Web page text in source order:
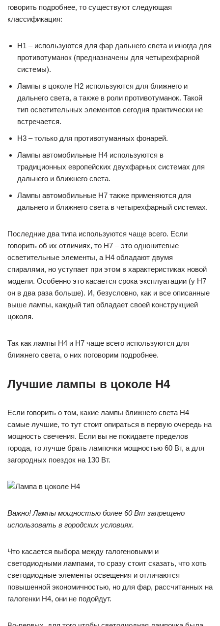
говорить подробнее, то существуют следующая
классификация:
H1 – используются для фар дальнего света и иногда для
противотуманок (предназначены для четырехфарной
системы).
Лампы в цоколе H2 используются для ближнего и
дальнего света, а также в роли противотуманок. Такой
тип осветительных элементов сегодня практически не
встречается.
H3 – только для противотуманных фонарей.
Лампы автомобильные H4 используются в
традиционных европейских двухфарных системах для
дальнего и ближнего света.
Лампы автомобильные H7 также применяются для
дальнего и ближнего света в четырехфарный системах.
Последние два типа используются чаще всего. Если
говорить об их отличиях, то H7 – это однонитевые
осветительные элементы, а H4 обладают двумя
спиралями, но уступает при этом в характеристиках новой
модели. Особенно это касается срока эксплуатации (у H7
он в два раза больше). И, безусловно, как и все описанные
выше лампы, каждый тип обладает своей конструкцией
цоколя.
Так как лампы H4 и H7 чаще всего используются для
ближнего света, о них поговорим подробнее.
Лучшие лампы в цоколе H4
Если говорить о том, какие лампы ближнего света H4
самые лучшие, то тут стоит опираться в первую очередь на
мощность свечения. Если вы не покидаете пределов
города, то лучше брать лампочки мощностью 60 Вт, а для
загородных поездок на 130 Вт.
Важно! Лампы мощностью более 60 Вт запрещено
использовать в городских условиях.
Что касается выбора между галогеновыми и
светодиодными лампами, то сразу стоит сказать, что хоть
светодиодные элементы освещения и отличаются
повышенной экономичностью, но для фар, рассчитанных на
галогенки H4, они не подойдут.